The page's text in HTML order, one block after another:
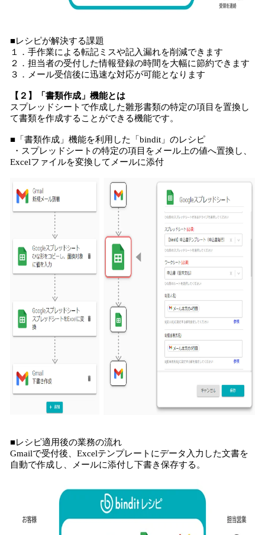
■レシピが解決する課題
１．手作業による転記ミスや記入漏れを削減できます
２．担当者の受付した情報登録の時間を大幅に節約できます
３．メール受信後に迅速な対応が可能となります
【２】「書類作成」機能とは
スプレッドシートで作成した雛形書類の特定の項目を置換し
て書類を作成することができる機能です。
■「書類作成」機能を利用した「bindit」のレシピ
・スプレッドシートの特定の項目をメール上の値へ置換し、
Excelファイルを変換してメールに添付
■レシピ適用後の業務の流れ
Gmailで受付後、Excelテンプレートにデータ入力した文書を
自動で作成し、メールに添付し下書き保存する。